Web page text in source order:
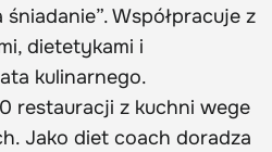
Współpracuje z
dietetykami i
kulinarnego.
restauracji z kuchni wege
Jako diet coach doradza